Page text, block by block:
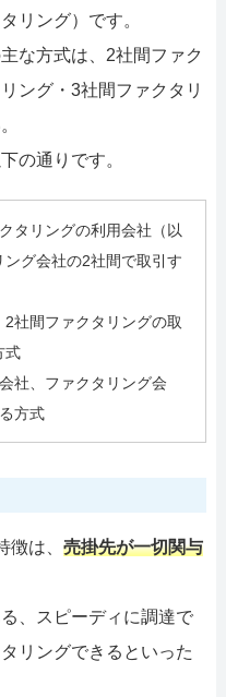
リング）です。
な方式は、2社間ファク
ング・3社間ファクタリ
の通りです。
タリングの利用会社（以
グ会社の2社間で取引す
社間ファクタリングの取
式
社、ファクタリング会
方式
は、 売掛先が一切関与
、スピーディに調達で
リングできるといった